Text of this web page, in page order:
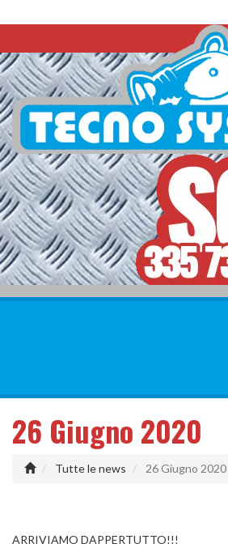
26 Giugno 2020
Tutte le news 26 Giugno 2020
ARRIVIAMO DAPPERTUTTO!!!